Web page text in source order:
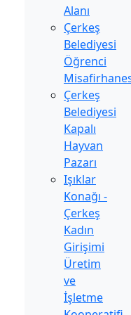
Alanı
Çerkeş
Belediyesi
Öğrenci
Çerkeş
Belediyesi
Kapalı
Hayvan
Pazarı
Işıklar
Konağı -
Çerkeş
Kadın
Girişimi
Üretim
ve
İşletme